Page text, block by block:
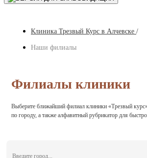
Клиника Трезвый Курс в Алчевске /
Наши филиалы
Филиалы клиники
Выберите ближайший филиал клиники «Трезвый
по городу, а также алфавитный рубрикатор для